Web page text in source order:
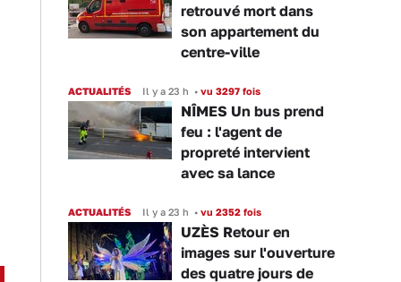
retrouvé mort dans
son appartement du
centre-ville
ACTUALITÉS Il y a 23 h • vu 3297 fois
NÎMES Un bus prend
feu : l'agent de
propreté intervient
avec sa lance
ACTUALITÉS Il y a 23 h • vu 2352 fois
UZÈS Retour en
images sur l'ouverture
des quatre jours de